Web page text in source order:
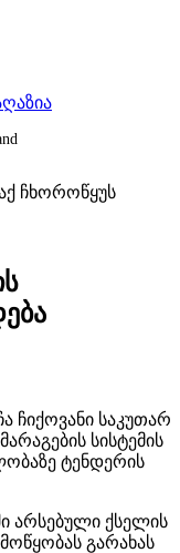
ჩხოროწყუს
ჩიქოვანი საკუთარ
სისტემის
ტენდერის
არსებული ქსელის
გარახას